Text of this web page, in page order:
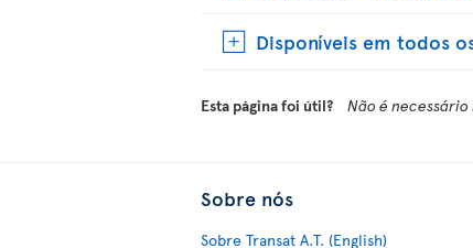
Disponíveis em todos
Esta página foi útil? Não é
Sobre nós
Sobre Transat A.T. (English)